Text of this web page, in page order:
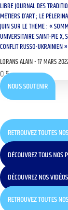
LIBRE JOURNAL DES
MÉTIERS D’ART ; LE
JUIN SUR LE THÈME : «
UNIVERSITAIRE SAINT-PIE X,
CONFLIT RUSSO-UKRAINIEN »
LORANS ALAIN 17 MARS
NOUS SOUTENIR
RETROUVEZ TOUTES
DÉCOUVREZ TOUS NOS
DÉCOUVREZ NOS
RETROUVEZ TOUTES